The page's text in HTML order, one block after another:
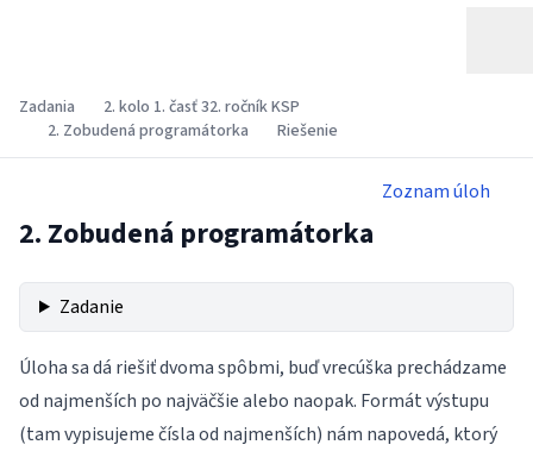
Zadania
2. kolo 1. časť 32. ročník KSP
2. Zobudená programátorka
Riešenie
Zoznam úloh
2. Zobudená programátorka
Zadanie
Úloha sa dá riešiť dvoma spôbmi, buď vrecúška prechádzame
od najmenších po najväčšie alebo naopak. Formát výstupu
(tam vypisujeme čísla od najmenších) nám napovedá, ktorý